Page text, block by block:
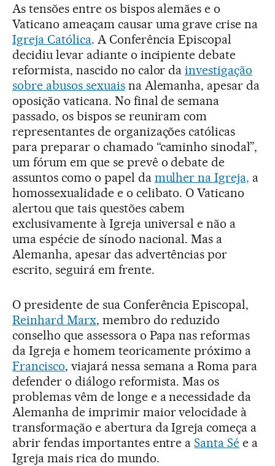
As tensões entre os bispos alemães e o
Vaticano ameaçam causar uma grave crise na
Igreja Católica. A Conferência Episcopal
decidiu levar adiante o incipiente debate
reformista, nascido no calor dainvestigação
sobre abusos sexuaisna Alemanha, apesar da
oposição vaticana. No final de semana
passado, os bispos se reuniram com
representantes de organizações católicas
para preparar o chamado “caminho sinodal”,
um fórum em que se prevê o debate de
assuntos como o papel da mulher na Igreja, a
homossexualidade e o celibato. O Vaticano
alertou que tais questões cabem
exclusivamente à Igreja universal e não a
uma espécie de sínodo nacional. Mas a
Alemanha, apesar das advertências por
escrito, seguirá em frente.
O presidente de sua Conferência Episcopal,
Reinhard Marx, membro do reduzido
conselho que assessora o Papa nas reformas
da Igreja e homem teoricamente próximo a
Francisco, viajará nessa semana a Roma para
defender o diálogo reformista. Mas os
problemas vêm de longe e a necessidade da
Alemanha de imprimir maior velocidade à
transformação e abertura da Igreja começa a
abrir fendas importantes entre aSanta Sé e a
Igreja mais rica do mundo.